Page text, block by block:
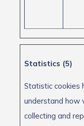
Statistics (5)
Statistic cookies
understand how
collecting and